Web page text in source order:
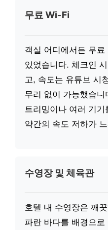
무료 Wi-Fi
객실 어디에서든 무
있었습니다. 체크인
고, 속도는 유튜브 시
무리 없이 가능했습
트리밍이나 여러 기
약간의 속도 저하가
수영장 및 체육관
호텔 내 수영장은 깨
파란 바다를 배경으